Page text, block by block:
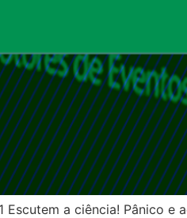
Escutem a ciência! Pânico